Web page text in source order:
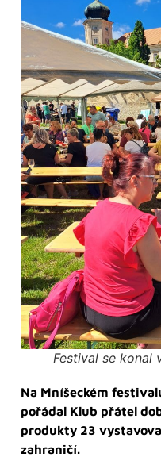
Festival se konal
Na Mníšeckém
pořádal Klub přátel
produkty 23
zahraničí.